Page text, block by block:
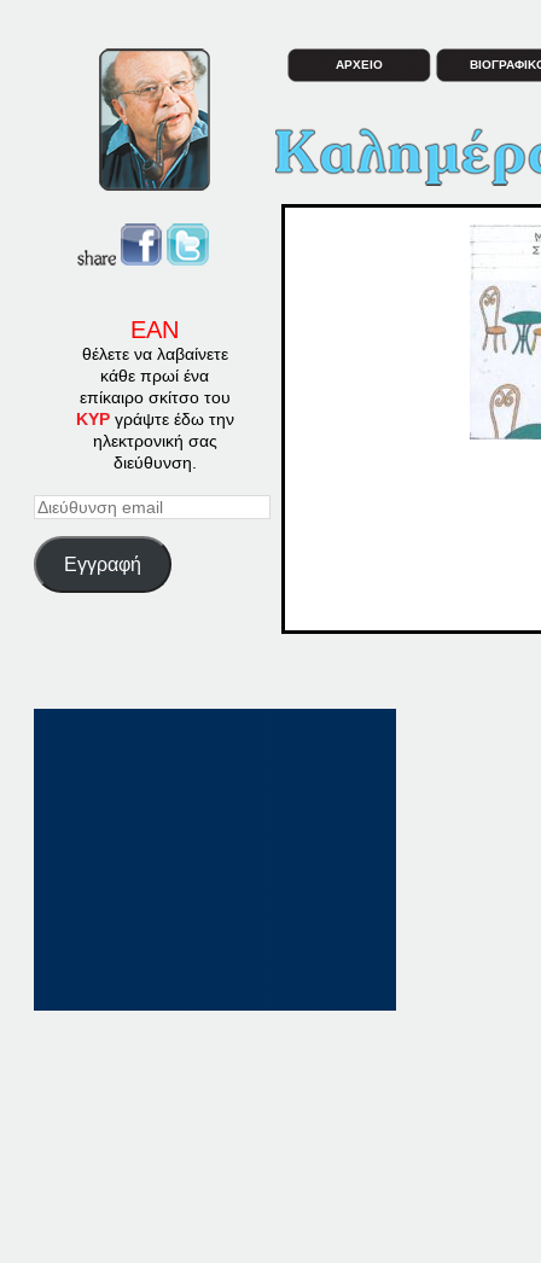
ΕΑΝ
θέλετε να λαβαίνετε
κάθε πρωί ένα
επίκαιρο σκίτσο του
ΚΥΡγράψτε έδω την
ηλεκτρονική σας
διεύθυνση.
Διεύθυνση
Εγγραφή
ΑΡΧΕΙΟ